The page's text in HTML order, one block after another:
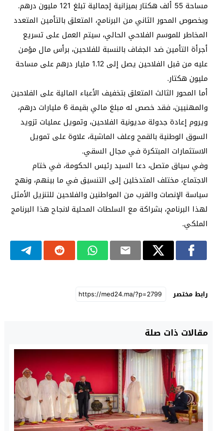
مساحة 55 ألف هكتار بميزانية إجمالية تبلغ 121 مليون درهم.
وبخصوص المحور الثاني من البرنامج، المتعلق بالتأمين المتعدد
المخاطر للموسم الفلاحي الحالي، سيتم العمل على تسريع
أجرأة التأمين ضد الجفاف بالنسبة للفلاحين، برأس مال مؤمن
عليه من قبل الفلاحين يصل إلى 1.12 مليار درهم على مساحة
مليون هكتار.
أما المحور الثالث المتعلق بتخفيف الأعباء المالية على الفلاحين
والمهنيين، فقد خصص له مبلغ مالي بقيمة 6 مليارات درهم،
ويروم إعادة جدولة مديونية الفلاحين، وتمويل عمليات تزويد
السوق الوطنية بالقمح وعلف الماشية، علاوة على تمويل
الاستثمارات المبتكرة في مجال السقي.
وفي سياق متصل، دعا السيد رئيس الحكومة، في ختام
الاجتماع، مختلف المتدخلين إلى التنسيق في ما بينهم، ونهج
سياسة الإنصات والقرب من المواطنين والفلاحين للتنزيل الأمثل
لهذا البرنامج، بشراكة مع السلطات المحلية لانجاح هذا البرنامج
الملكي.
رابط مختصر
مقالات ذات صلة